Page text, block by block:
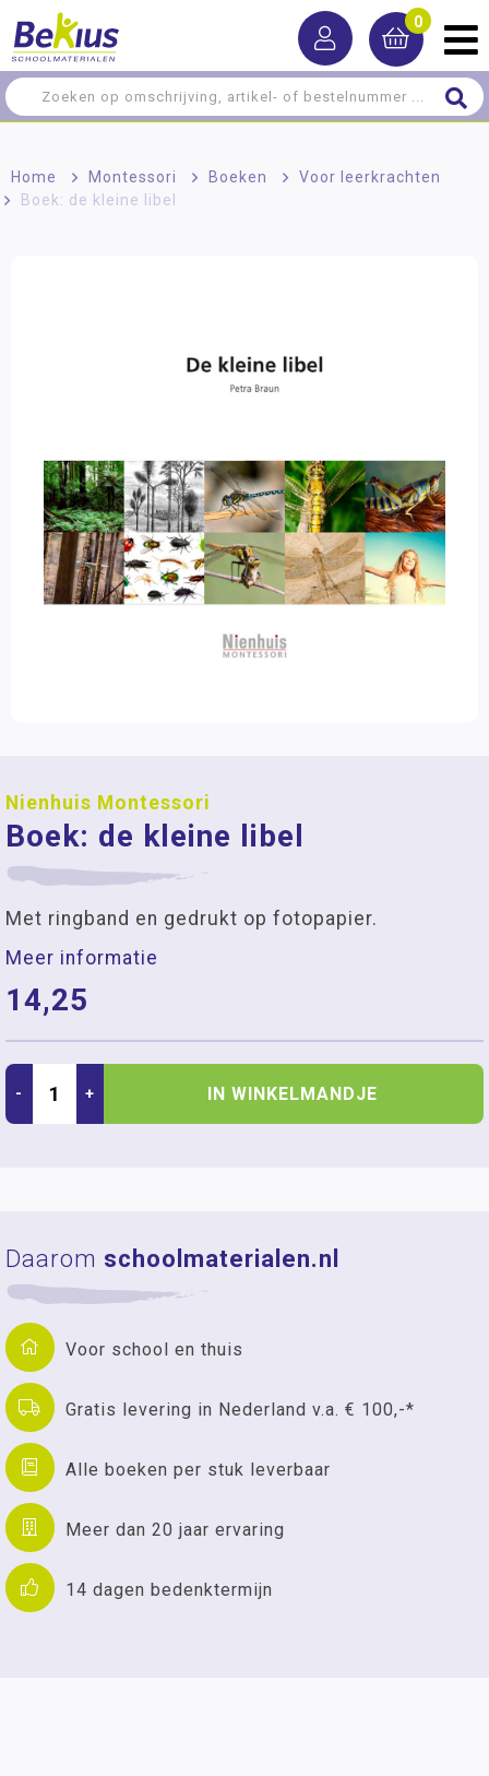
0
Home > Montessori > Boeken > Voor leerkrachten
Boek: de kleine libel
Nienhuis Montessori
Boek: de kleine libel
Met ringband en gedrukt op fotopapier.
Meer informatie
14,25
- + IN WINKELMANDJE
Daarom schoolmaterialen.nl
Voor school en thuis
Gratis levering in Nederland v.a. € 100,-*
Alle boeken per stuk leverbaar
Meer dan 20 jaar ervaring
14 dagen bedenktermijn